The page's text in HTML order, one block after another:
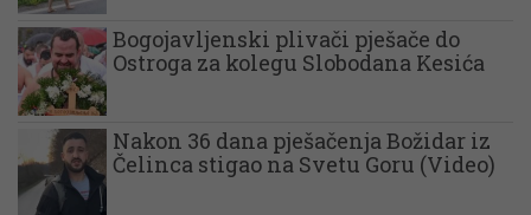
Bogojavljenski plivači pješače do
Ostroga za kolegu Slobodana Kesića
Nakon 36 dana pješačenja Božidar iz
Čelinca stigao na Svetu Goru (Video)